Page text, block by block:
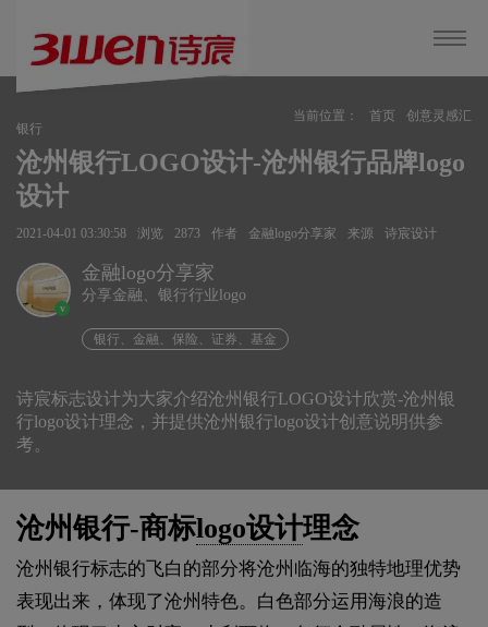
当前位置： 首页
创意灵感汇
银行
沧州银行LOGO设计-沧州银行品牌logo
设计
2021-04-01 03:30:58 浏览 2873 作者 金融logo分享家 来源 诗宸设计
v
金融logo分享家
分享金融、银行行业logo
银行、金融、保险、证券、基金
诗宸标志设计为大家介绍沧州银行LOGO设计欣赏-沧州银
行logo设计理念，并提供沧州银行logo设计创意说明供参
考。
沧州银行-商标logo设计理念
沧州银行标志的飞白的部分将沧州临海的独特地理优势
表现出来，体现了沧州特色。白色部分运用海浪的造